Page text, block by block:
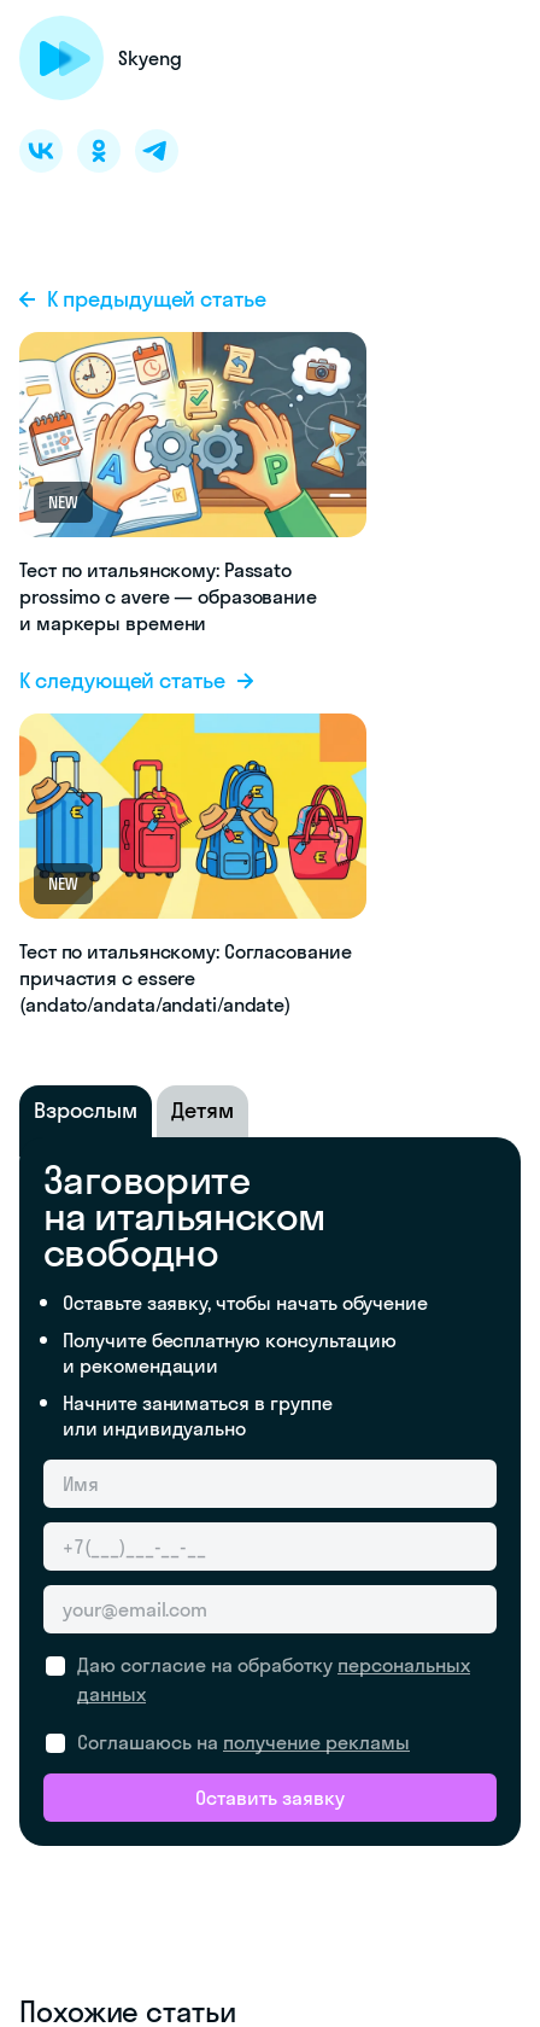
Skyeng
К предыдущей статье
NEW
Тест по итальянскому: Passato
prossimo с avere — образование
и маркеры времени
К следующей статье
NEW
Тест по итальянскому: Согласование
причастия с essere
(andato/andata/andati/andate)
Взрослым Детям
Заговорите
на итальянском
свободно
Оставьте заявку, чтобы начать обучение
Получите бесплатную консультацию
и рекомендации
Начните заниматься в группе
или индивидуально
Даю согласие на обработку персональных
данных
Соглашаюсь на получение рекламы
Оставить заявку
Похожие статьи